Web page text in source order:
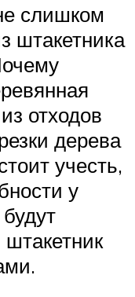
слишком
штакетника
отходов
дерева
учесть,
у